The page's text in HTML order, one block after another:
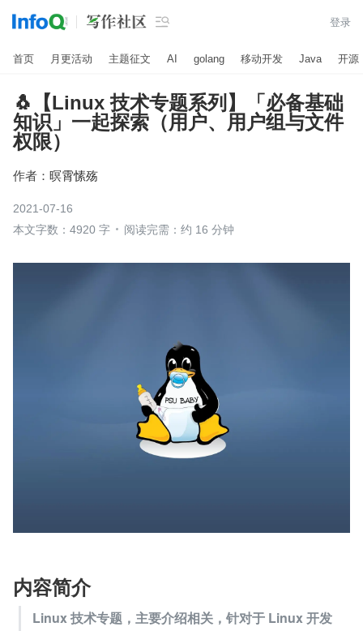
 登录
首页 月更活动 主题征文 AI golang 移动开发 Java 开源
🐧【Linux 技术专题系列】「必备基础
知识」一起探索（用户、用户组与文件
权限）
作者： 暝霄愫殇
2021-07-16
本文字数：4920 字
阅读完需：约 16 分钟
内容简介
Linux 技术专题，主要介绍相关，针对于 Linux 开发